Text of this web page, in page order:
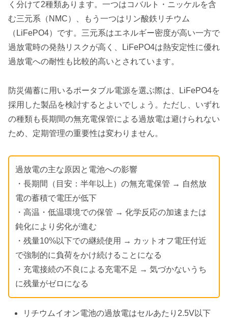
く分けて2種類あります。一つはコバルト・ニッケルを含
む三元系（NMC）、もう一つはリン酸鉄リチウム
（LiFePO4）です。三元系はエネルギー密度が高い一方で
過放電時の発熱リスクが高く、LiFePO4は熱安定性に優れ
過放電への耐性も比較的高いとされています。
防災備蓄に用いるポータブル電源を選ぶ際は、LiFePO4を
採用した製品を検討するとよいでしょう。ただし、いずれ
の種類も長期間の無充電保管による過放電は避けられない
ため、定期管理の重要性は変わりません。
過放電の主な原因と電池への影響
・長期間（目安：半年以上）の無充電保管 → 自然放
電の蓄積で電圧が低下
・高温・低温環境での保管 → 化学反応の加速または
鈍化により劣化が進む
・残量10%以下での継続使用 → カットオフ電圧付近
で強制的に負荷をかけ続けることになる
・充電接続の不良による充電不足 → 気づかないうち
に残量がゼロになる
リチウムイオン電池の過放電はセルあたり2.5V以下